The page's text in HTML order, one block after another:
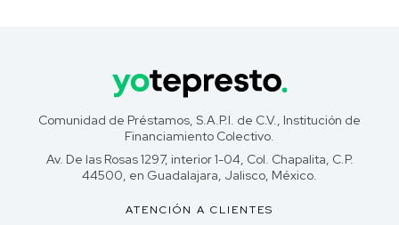
Comunidad de Préstamos, S.A.P.I. de C.V., Institución de
Financiamiento Colectivo.
Av. De las Rosas 1297, interior 1-04, Col. Chapalita, C.P.
44500, en Guadalajara, Jalisco, México.
ATENCIÓN A CLIENTES